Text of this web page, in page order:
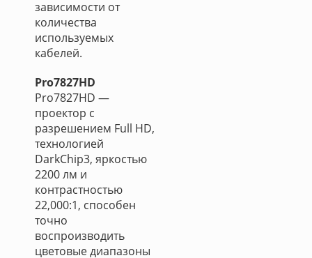
зависимости от
количества
используемых
кабелей.
Pro7827HD
Pro7827HD —
проектор с
разрешением Full HD,
технологией
DarkChip3, яркостью
2200 лм и
контрастностью
22,000:1, способен
точно
воспроизводить
цветовые диапазоны